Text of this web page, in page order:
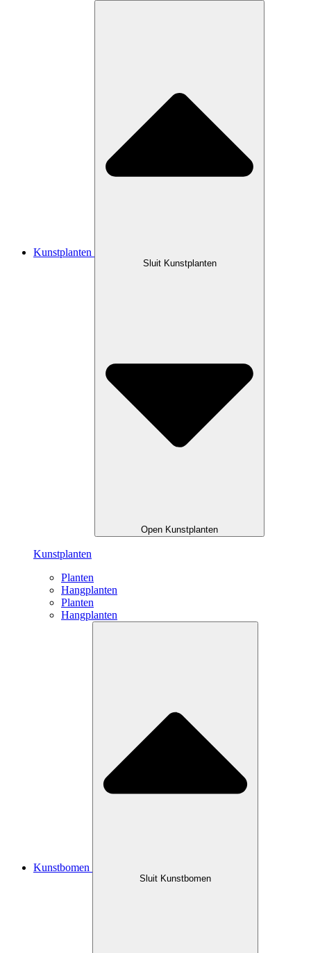
Kunstplanten
Sluit Kunstplanten
Open Kunstplanten
Kunstplanten
Planten
Hangplanten
Planten
Hangplanten
Kunstbomen
Sluit Kunstbomen